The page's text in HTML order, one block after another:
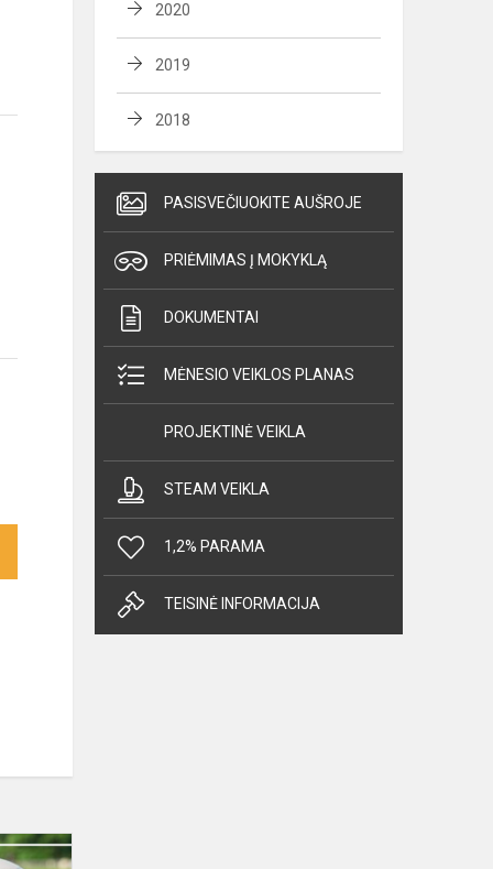
2020
2019
2018
PASISVEČIUOKITE AUŠROJE
PRIĖMIMAS Į MOKYKLĄ
DOKUMENTAI
MĖNESIO VEIKLOS PLANAS
PROJEKTINĖ VEIKLA
STEAM VEIKLA
1,2% PARAMA
TEISINĖ INFORMACIJA